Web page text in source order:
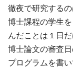
徹夜で研究するの
博士課程の学生
んだことは１日だ
博士論文の審査
プログラムを書い